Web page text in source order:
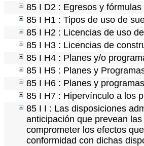
85 I D2 : Egresos y
85 I H1 : Tipos de uso de
85 I H2 : Licencias de uso
85 I H3 : Licencias de
85 I H4 : Planes y/o
85 I H5 : Planes y
85 I H6 : Planes y
85 I H7 : Hipervínculo a los
85 I I : Las disposiciones
anticipación que prevean
comprometer los efectos
conformidad con dichas